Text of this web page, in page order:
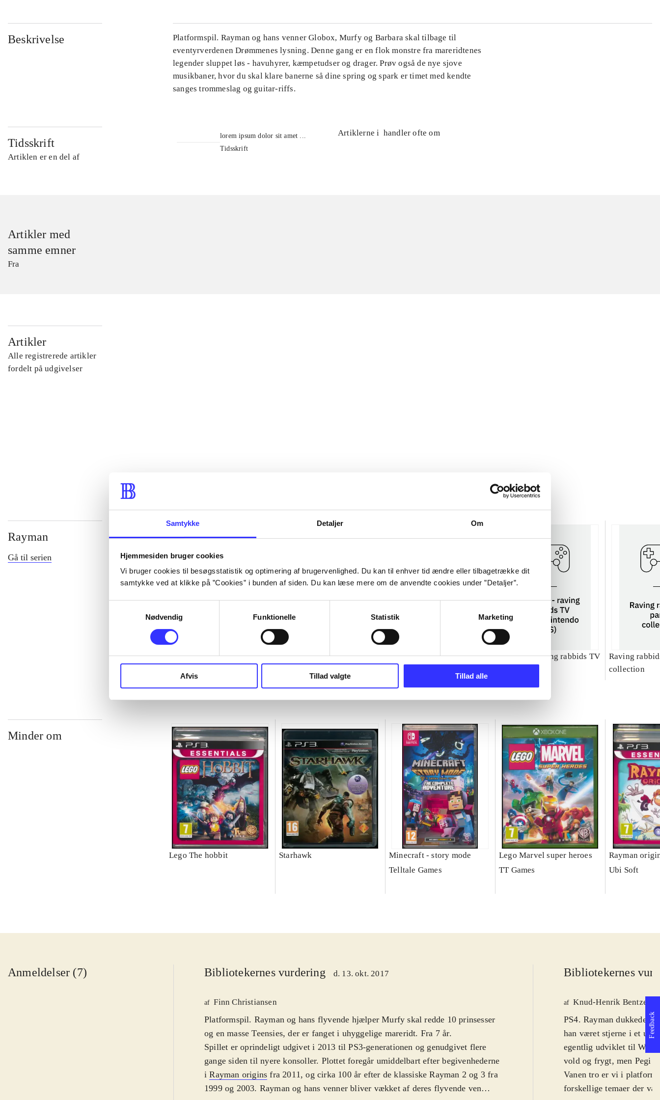
Samtykke Detaljer Om
Hjemmesiden bruger cookies
Vi bruger cookies til besøgsstatistik og optimering af brugervenlighed. Du kan til enhver tid ændre eller tilbagetrække dit
samtykke ved at klikke på ”Cookies” i bunden af siden. Du kan læse mere om de anvendte cookies under ”Detaljer”.
Nødvendig
Funktionelle Statistik Marketing
Afvis Tillad valgte Tillad alle
Beskrivelse
Platformspil. Rayman og hans venner Globox, Murfy og Barbara skal tilbage til
eventyrverdenen Drømmenes lysning. Denne gang er en flok monstre fra mareridtenes
legender sluppet løs - havuhyrer, kæmpetudser og drager. Prøv også de nye sjove
musikbaner, hvor du skal klare banerne så dine spring og spark er timet med kendte
sanges trommeslag og guitar-riffs.
Tidsskrift
Artiklen er en del af
lorem ipsum dolor sit amet ...
Tidsskrift
Artiklerne i handler ofte om
Artikler med
samme emner
Fra
Artikler
Alle registrerede artikler
fordelt på udgivelser
Rayman
Gå til serien
Rayman M
Rayman 3
Rayman - raving rabbids 2
Rayman - raving rabbids TV
Raving
collection
Minder om
Lego The hobbit Starhawk
Minecraft - story mode
Telltale Games
Lego Marvel super heroes
TT Games
Rayman
Ubi Soft
Anmeldelser (7) Bibliotekernes vurdering d. 13. okt. 2017
af Finn Christiansen
Platformspil. Rayman og hans flyvende hjælper Murfy skal redde 10 prinsesser
og en masse Teensies, der er fanget i uhyggelige mareridt. Fra 7 år.
Spillet er oprindeligt udgivet i 2013 til PS3-generationen og genudgivet flere
gange siden til nyere konsoller. Plottet foregår umiddelbart efter begivenhederne
iRayman origins fra 2011, og cirka 100 år efter de klassiske Rayman 2 og 3 fra
1999 og 2003. Rayman og hans venner bliver vækket af deres flyvende ven
Bibliotekernes
af Knud-Henrik Bentzen
PS4. Rayman dukkede
han været stjerne i et
egentlig udviklet til WiiU
vold og frygt, men Pegi
Vanen tro er vi i
forskellige temaer der
Feedback